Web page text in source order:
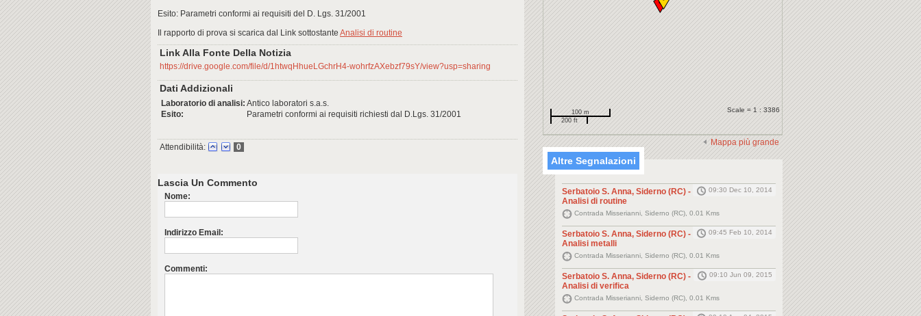
Esito: Parametri conformi ai requisiti del D. Lgs. 31/2001
Il rapporto di prova si scarica dal Link sottostante Analisi di routine
Link Alla Fonte Della Notizia
https://drive.google.com/file/d/1htwqHhueLGchrH4-wohrfzAXebzf79sY/view?usp=sharing
Dati Addizionali
Laboratorio di analisi: Antico laboratori s.a.s.
Esito:
Parametri conformi ai requisiti richiesti dal D.Lgs. 31/2001
Attendibilità: 0
Lascia Un Commento
Nome:
Indirizzo Email:
Commenti:
100 m
200 ft
Scale = 1 : 3386
Mappa più grande
Altre Segnalazioni
Serbatoio S. Anna, Siderno (RC) -
Analisi di routine
09:30 Dec 10, 2014
Contrada Misserianni, Siderno (RC), 0.01 Kms
Serbatoio S. Anna, Siderno (RC) -
Analisi metalli
09:45 Feb 10, 2014
Contrada Misserianni, Siderno (RC), 0.01 Kms
Serbatoio S. Anna, Siderno (RC) -
Analisi di verifica
09:10 Jun 09, 2015
Contrada Misserianni, Siderno (RC), 0.01 Kms